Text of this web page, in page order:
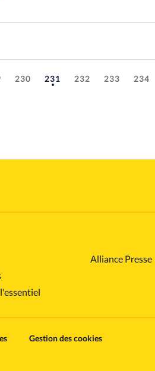
230 231 232 233 234
Alliance Presse
Gestion des cookies